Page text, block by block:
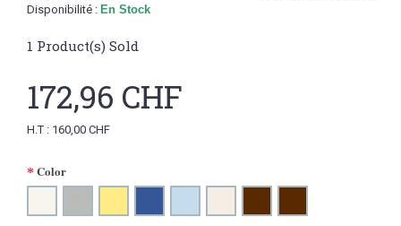
Disponibilité : En Stock
1 Product(s) Sold
172,96 CHF
H.T : 160,00 CHF
Color